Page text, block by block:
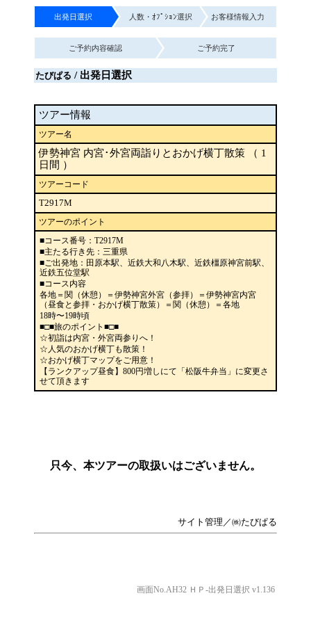
出発日選択 人数・ｵﾌﾟｼｮﾝ選択 お客様情報入力
ご予約内容確認 ご予約完了
たびぱる / 出発日選択
ツアー情報
ツアー名
伊勢神宮 内宮･外宮両詣りとおかげ横丁散策 （ 1
日間 ）
ツアーコード
T2917M
ツアーのポイント
■コース番号：T2917M
■主たる行き先：三重県
■ご出発地：田原本駅、近鉄大和八木駅、近鉄橿原神宮前駅、
近鉄五位堂駅
■コース内容
各地＝関（休憩）＝伊勢神宮外宮（参拝）＝伊勢神宮内宮
（昼食と参拝・おかげ横丁散策）＝関（休憩）＝各地
18時〜19時頃
■□■旅のポイント■□■
☆初詣は内宮・外宮両参りへ！
☆人気のおかげ横丁も散策！
☆おかげ横丁マップをご用意！
【ランクアップ昼食】800円増しにて「松阪牛弁当」に変更さ
せて頂きます
只今、本ツアーの取扱いはございません。
サイト管理／㈱たびぱる
画面No.AH32 ＨＰ-出発日選択 v1.136